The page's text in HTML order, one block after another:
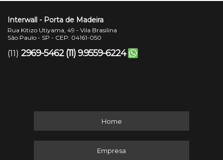
Interwall - Porta de Madeira
Rua Kitizo Utiyama, 49 - Vila Brasilina
São Paulo - SP - CEP: 04161-050
(11) 2969-5462 (11) 9.9559-6224
Home
Empresa